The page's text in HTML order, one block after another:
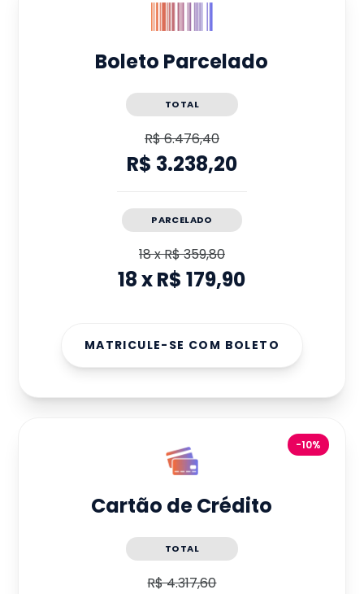
Boleto Parcelado
TOTAL
R$ 6.476,40
R$ 3.238,20
PARCELADO
18xR$ 359,80
18xR$ 179,90
MATRICULE-SE COM BOLETO
-10%
Cartão de Crédito
TOTAL
R$ 4.317,60